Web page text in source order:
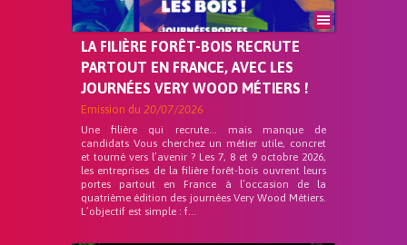
LA FILIÈRE FORÊT-BOIS RECRUTE
PARTOUT EN FRANCE, AVEC LES
JOURNÉES VERY WOOD MÉTIERS !
Emission du 20/07/2026
Une filière qui recrute… mais manque de
candidats Vous cherchez un métier utile, concret
et tourné vers l’avenir ? Les 7, 8 et 9 octobre 2026,
les entreprises de la filière forêt-bois ouvrent leurs
portes partout en France à l’occasion de la
quatrième édition des journées Very Wood Métiers.
L’objectif est simple : f...